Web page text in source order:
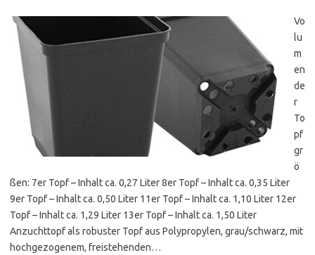
Vo
lu
m
en
de
r
To
pf
gr
ö
ßen: 7er Topf – Inhalt ca. 0,27 Liter 8er Topf – Inhalt ca. 0,35 Liter
9er Topf – Inhalt ca. 0,50 Liter 11er Topf – Inhalt ca. 1,10 Liter 12er
Topf – Inhalt ca. 1,29 Liter 13er Topf – Inhalt ca. 1,50 Liter
Anzuchttopf als robuster Topf aus Polypropylen, grau/schwarz, mit
hochgezogenem, freistehenden…